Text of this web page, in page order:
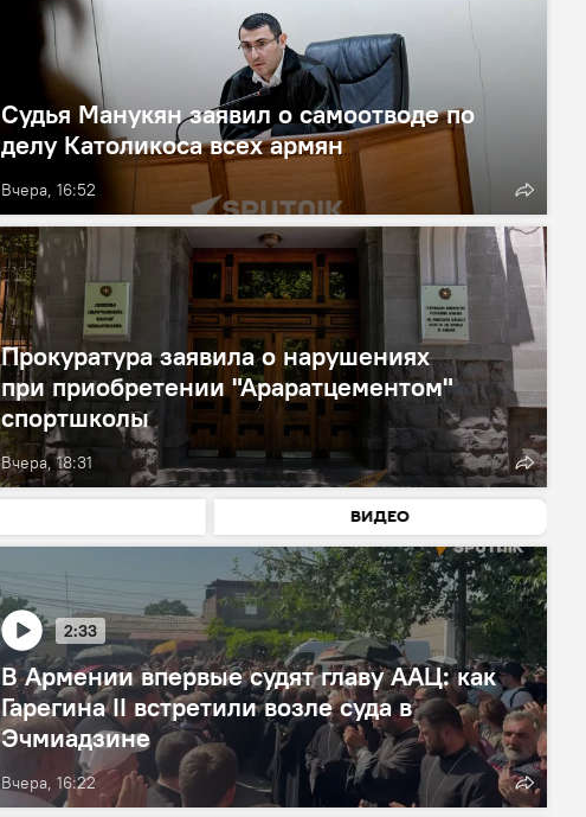
Судья Манукян заявил о самоотводе по
делу Католикоса всех армян
Вчера, 16:52
Прокуратура заявила о нарушениях
при приобретении "Араратцементом"
спортшколы
Вчера, 18:31
ВИДЕО
Вчера, 16:22
2:33
В Армении впервые судят главу ААЦ: как
Гарегина II встретили возле суда в
Эчмиадзине